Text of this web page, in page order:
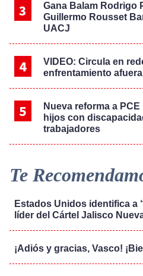
Gana Balam Rodrigo
Guillermo Rousset
UACJ
VIDEO: Circula en
enfrentamiento
Nueva reforma a
hijos con
trabajadores
Te
Estados Unidos identifica a
líder del Cártel Jalisco
¡Adiós y gracias, Vasco!